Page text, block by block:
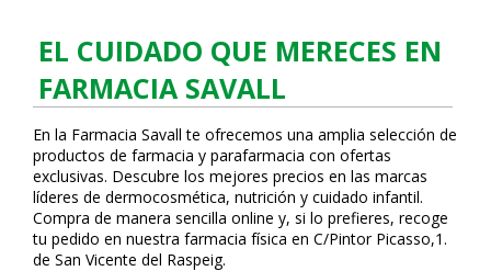
EL CUIDADO QUE MERECES EN
FARMACIA SAVALL
En la Farmacia Savall te ofrecemos una amplia selección de
productos de farmacia y parafarmacia con ofertas
exclusivas. Descubre los mejores precios en las marcas
líderes de dermocosmética, nutrición y cuidado infantil.
Compra de manera sencilla online y, si lo prefieres, recoge
tu pedido en nuestra farmacia física en C/Pintor Picasso,1.
de San Vicente del Raspeig.